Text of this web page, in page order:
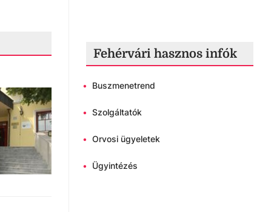
Fehérvári hasznos infók
• Buszmenetrend
• Szolgáltatók
• Orvosi ügyeletek
• Ügyintézés